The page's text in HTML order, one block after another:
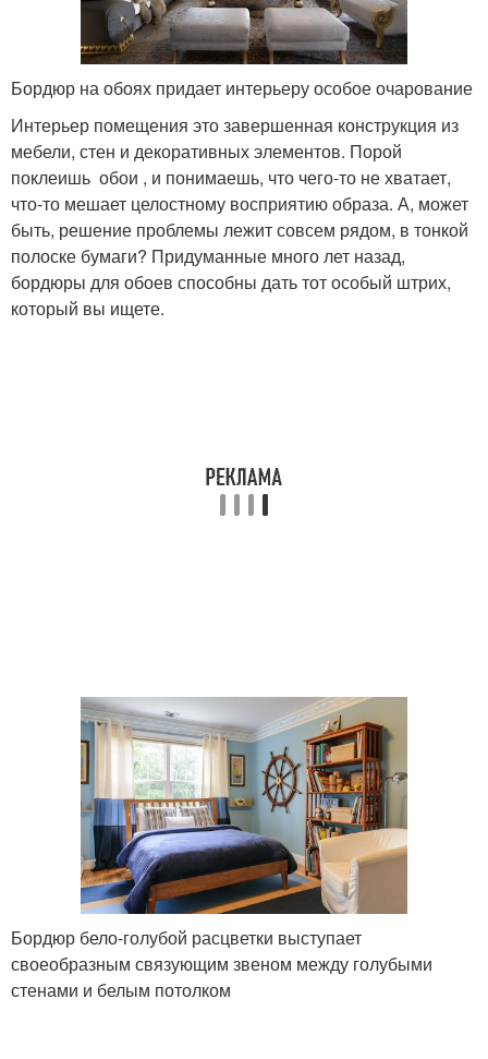
Бордюр на обоях придает интерьеру особое очарование
Интерьер помещения это завершенная конструкция из
мебели, стен и декоративных элементов. Порой
поклеишь обои , и понимаешь, что чего-то не хватает,
что-то мешает целостному восприятию образа. А, может
быть, решение проблемы лежит совсем рядом, в тонкой
полоске бумаги? Придуманные много лет назад,
бордюры для обоев способны дать тот особый штрих,
который вы ищете.
Бордюр бело-голубой расцветки выступает
своеобразным связующим звеном между голубыми
стенами и белым потолком